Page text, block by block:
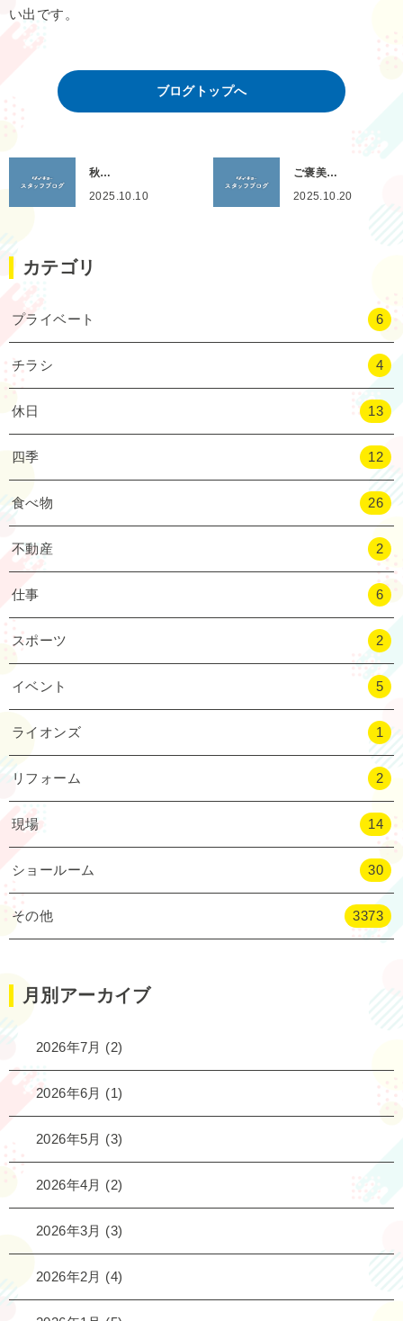
い出です。
ブログトップへ
秋…
2025.10.10
ご褒美…
2025.10.20
カテゴリ
プライベート 6
チラシ 4
休日 13
四季 12
食べ物 26
不動産 2
仕事 6
スポーツ 2
イベント 5
ライオンズ 1
リフォーム 2
現場 14
ショールーム 30
その他 3373
月別アーカイブ
2026年7月 (2)
2026年6月 (1)
2026年5月 (3)
2026年4月 (2)
2026年3月 (3)
2026年2月 (4)